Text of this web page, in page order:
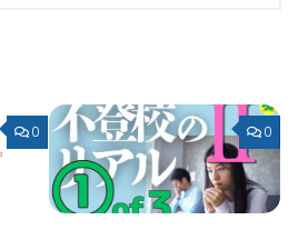
0 0